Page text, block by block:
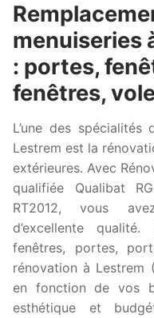
menuiseries
: portes,
fenêtres,
L’une des
Lestrem est la
extérieures. Avec
qualifiée Qualibat
RT2012, vous
d’excellente
fenêtres, portes,
rénovation à Lestrem
en fonction de vos
esthétique et